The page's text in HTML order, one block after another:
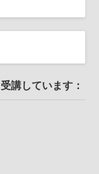
講しています：